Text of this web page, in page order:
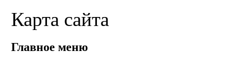
Карта сайта
Главное меню